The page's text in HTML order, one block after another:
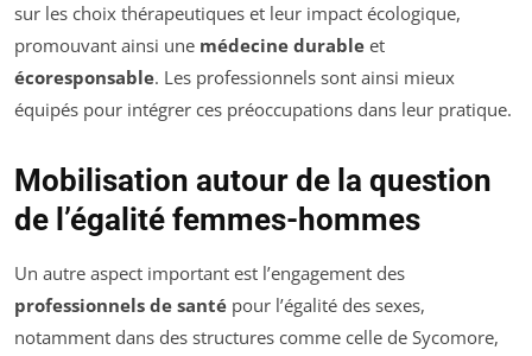
sur les choix thérapeutiques et leur impact écologique,
promouvant ainsi une médecine durable et
écoresponsable. Les professionnels sont ainsi mieux
équipés pour intégrer ces préoccupations dans leur pratique.
Mobilisation autour de la question
de l’égalité femmes-hommes
Un autre aspect important est l’engagement des
professionnels de santé pour l’égalité des sexes,
notamment dans des structures comme celle de Sycomore,